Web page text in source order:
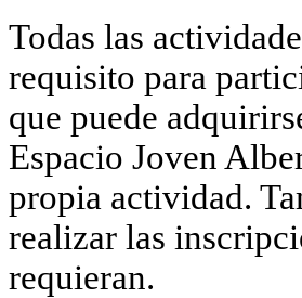
Todas las
requisito para
que puede
Espacio Joven
propia actividad.
realizar las
requieran.